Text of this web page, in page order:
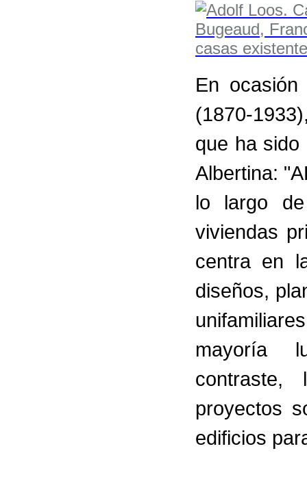
En
(1870-
que ha sido
Albertina:
lo largo
viviendas
centra en
diseños,
mayoría
contraste,
proyectos
edificios